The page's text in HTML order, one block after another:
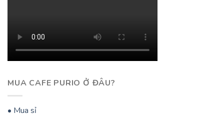
MUA CAFE PURIO Ở ĐÂU?
• Mua sỉ